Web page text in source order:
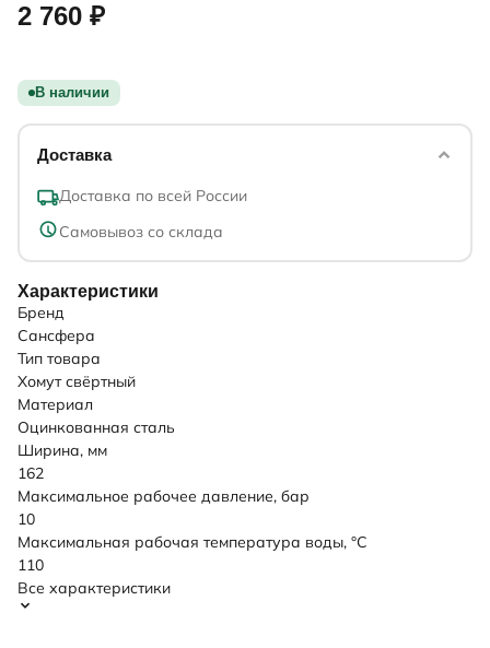
2 760 ₽
В наличии
Доставка
Доставка по всей России
Самовывоз со склада
Характеристики
Бренд
Сансфера
Тип товара
Хомут свёртный
Материал
Оцинкованная сталь
Ширина, мм
162
Максимальное рабочее давление, бар
10
Максимальная рабочая температура воды, °C
110
Все характеристики